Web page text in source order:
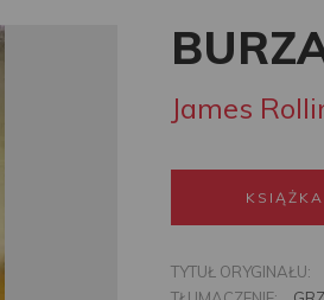
James
KSIĄŻKA
TYTUŁ ORYGINAŁU: